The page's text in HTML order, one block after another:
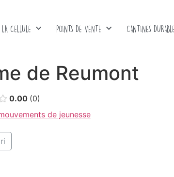
LA CELLULE POINTS DE VENTE CANTINES
de Reumont
0.00 0
de jeunesse